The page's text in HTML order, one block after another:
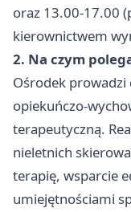
oraz 13.00-17.00
kierownictwem
2. Na czym
Ośrodek prowadzi
opiekuńczo-
terapeutyczną.
nieletnich
terapię, wsparcie
umiejętnościami